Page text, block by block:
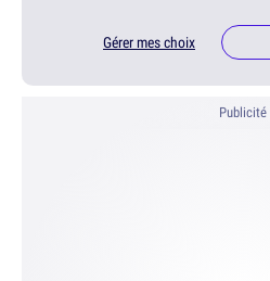
Gérer mes choix
Publicité